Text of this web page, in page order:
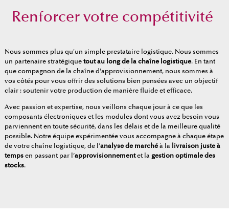
Renforcer votre compétitivité
Nous sommes plus qu'un simple prestataire logistique. Nous sommes
un partenaire stratégique tout au long de la chaîne logistique. En tant
que compagnon de la chaîne d'approvisionnement, nous sommes à
vos côtés pour vous offrir des solutions bien pensées avec un objectif
clair : soutenir votre production de manière fluide et efficace.
Avec passion et expertise, nous veillons chaque jour à ce que les
composants électroniques et les modules dont vous avez besoin vous
parviennent en toute sécurité, dans les délais et de la meilleure qualité
possible. Notre équipe expérimentée vous accompagne à chaque étape
de votre chaîne logistique, de l’analyse de marchéà la
livraison juste à
temps en passant par l’approvisionnementet la gestion optimale des
stocks.